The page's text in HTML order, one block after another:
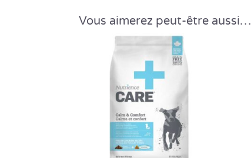
Vous aimerez peut-être aussi…